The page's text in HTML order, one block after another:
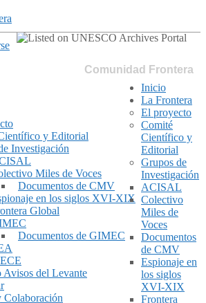
Comunidad Frontera
y Editorial
Investigación
Miles de Voces
Documentos de CMV
en los siglos XVI-XIX
Global
Documentos de GIMEC
Avisos del Levante
Colaboración
Inicio
La Frontera
El proyecto
Comité
Científico y
Editorial
Grupos de
Investigación
ACISAL
Colectivo
Miles de
Voces
Documentos
de CMV
Espionaje en
los siglos
XVI-XIX
Frontera